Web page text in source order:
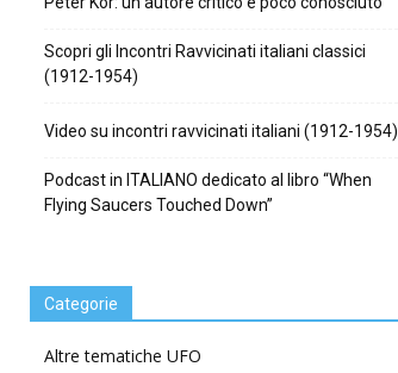
Scopri gli Incontri Ravvicinati italiani classici
(1912-1954)
Video su incontri ravvicinati italiani (1912-1954)
Podcast in ITALIANO dedicato al libro “When
Flying Saucers Touched Down”
Categorie
Altre tematiche UFO